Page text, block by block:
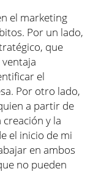
el marketing
Por un lado,
que
el
Por otro lado,
a partir de
y la
el inicio de mi
en ambos
no pueden